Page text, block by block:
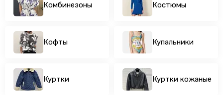
Сарафаны
Свитеры
Свитшоты и худи
Спортивные костюмы
Топы
Футболки
Шорты
Комбинезоны Костюмы
Кофты Купальники
Куртки Куртки кожаные